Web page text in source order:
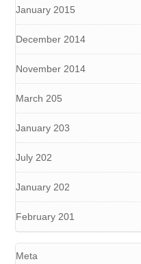
January 2015
December 2014
November 2014
March 205
January 203
July 202
January 202
February 201
Meta